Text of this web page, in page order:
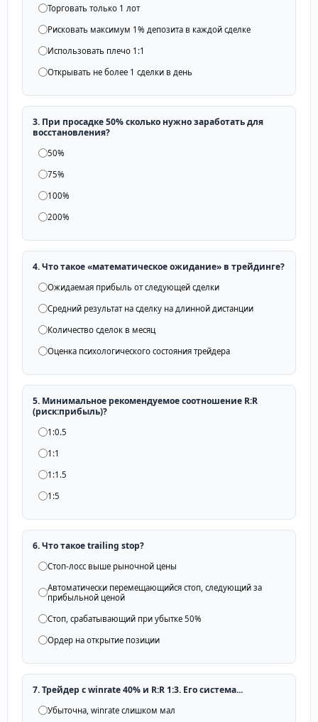
Торговать только 1 лот
Рисковать максимум 1% депозита в каждой сделке
Использовать плечо 1:1
Открывать не более 1 сделки в день
3. При просадке 50% сколько нужно заработать для
восстановления?
50%
75%
100%
200%
4. Что такое «математическое ожидание» в трейдинге?
Ожидаемая прибыль от следующей сделки
Средний результат на сделку на длинной дистанции
Количество сделок в месяц
Оценка психологического состояния трейдера
5. Минимальное рекомендуемое соотношение R:R
(риск:прибыль)?
1:0.5
1:1
1:1.5
1:5
6. Что такое trailing stop?
Стоп-лосс выше рыночной цены
Автоматически перемещающийся стоп, следующий за
прибыльной ценой
Стоп, срабатывающий при убытке 50%
Ордер на открытие позиции
7. Трейдер с winrate 40% и R:R 1:3. Его система...
Убыточна, winrate слишком мал